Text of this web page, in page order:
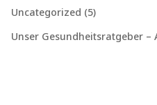
Uncategorized (5)
Unser Gesundheitsratgeber –